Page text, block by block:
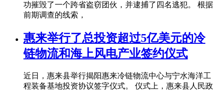
功摧毁了一个跨省盗窃团伙，并逮捕了四名逃犯。 根据
前期调查的线索，
惠来举行了总投资超过5亿美元的冷
链物流和海上风电产业签约仪式
近日，惠来县举行揭阳惠来冷链物流中心与宁水海洋工
程装备基地投资协议签字仪式。 仪式上，惠来县人民政